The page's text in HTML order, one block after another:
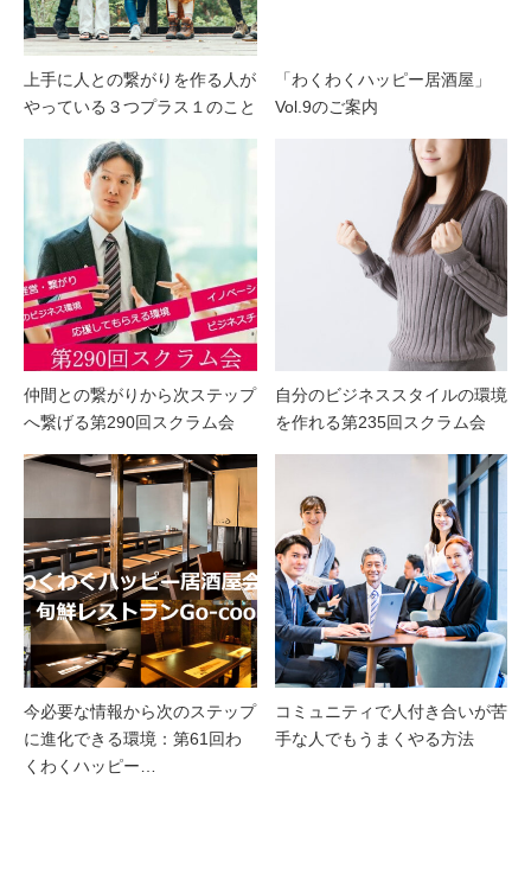
上手に人との繋がりを作る人が
やっている３つプラス１のこと
「わくわくハッピー居酒屋」
Vol.9のご案内
仲間との繋がりから次ステップ
へ繋げる第290回スクラム会
自分のビジネススタイルの環境
を作れる第235回スクラム会
今必要な情報から次のステップ
に進化できる環境：第61回わ
くわくハッピー…
コミュニティで人付き合いが苦
手な人でもうまくやる方法